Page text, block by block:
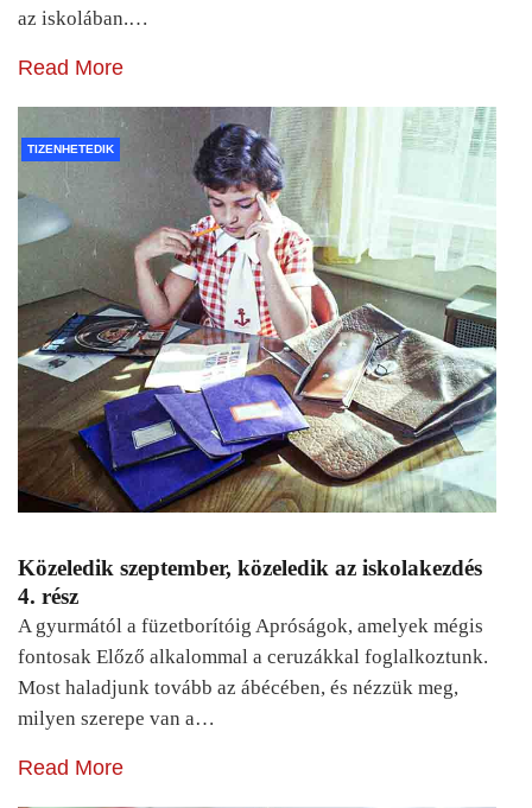
az iskolában.…
Read More
TIZENHETEDIK
Közeledik szeptember, közeledik az iskolakezdés
4. rész
A gyurmától a füzetborítóig Apróságok, amelyek mégis
fontosak Előző alkalommal a ceruzákkal foglalkoztunk.
Most haladjunk tovább az ábécében, és nézzük meg,
milyen szerepe van a…
Read More